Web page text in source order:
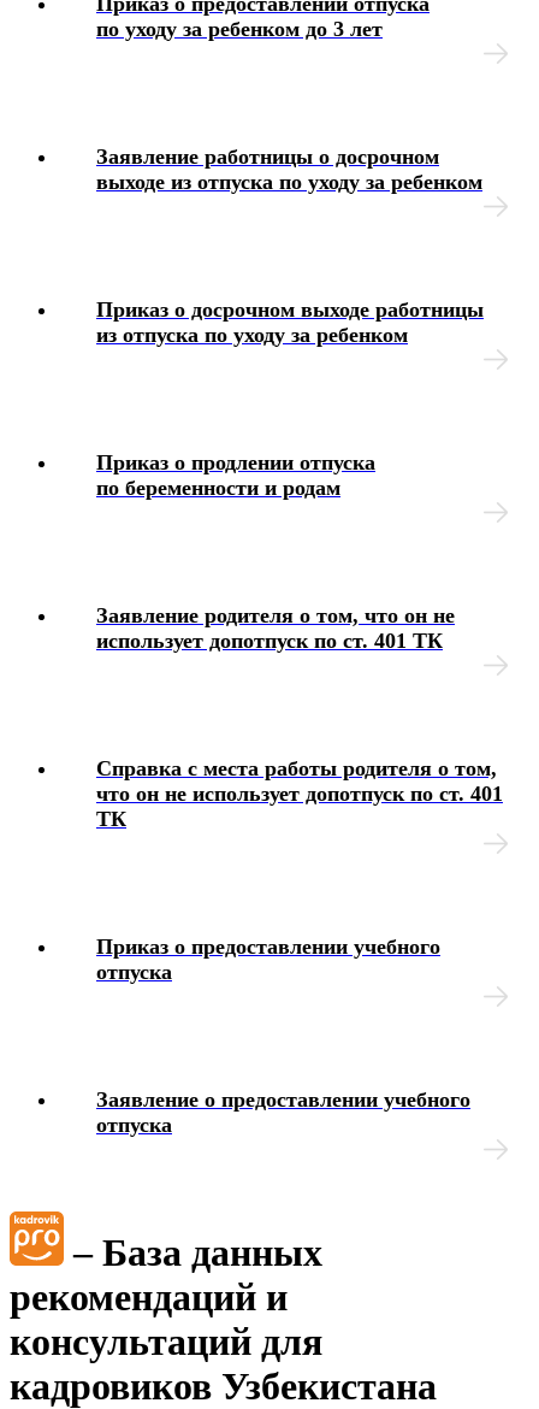
Иные вопросы
по уходу за ребенком до 3 лет
Заявление работницы о досрочном
выходе из отпуска по уходу за ребенком
Приказ о досрочном выходе работницы
из отпуска по уходу за ребенком
Приказ о продлении отпуска
по беременности и родам
Заявление родителя о том, что он не
использует допотпуск по ст. 401 ТК
Справка с места работы родителя о том,
что он не использует допотпуск по ст. 401
ТК
Приказ о предоставлении учебного
отпуска
Заявление о предоставлении учебного
отпуска
– База данных
рекомендаций и
консультаций для
кадровиков Узбекистана